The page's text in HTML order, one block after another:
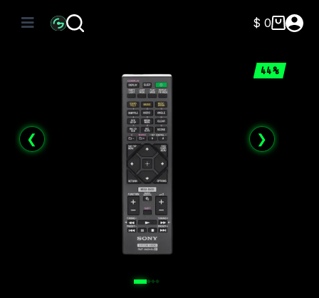
Carro
$ 0
44%
❮ ❯